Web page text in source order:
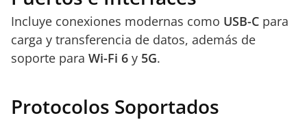
Incluye conexiones modernas como USB-C para
carga y transferencia de datos, además de
soporte para Wi-Fi 6 y 5G.
Protocolos Soportados